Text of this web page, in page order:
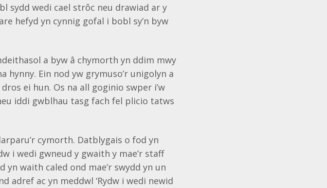
sydd wedi cael strôc neu drawiad ar y
hefyd yn cynnig gofal i bobl sy’n byw
a byw â chymorth yn ddim mwy
hynny. Ein nod yw grymuso’r unigolyn a
ei hun. Os na all goginio swper i’w
iddi gwblhau tasg fach fel plicio tatws
cymorth. Datblygais o fod yn
i wedi gwneud y gwaith y mae’r staff
yn waith caled ond mae’r swydd yn un
adref ac yn meddwl ‘Rydw i wedi newid